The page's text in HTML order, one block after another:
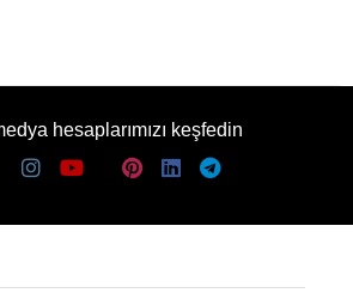
hesaplarımızı keşfedin